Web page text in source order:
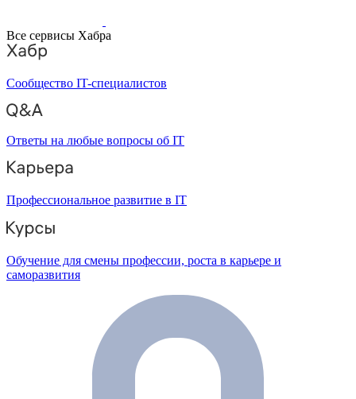
Все сервисы Хабра
Сообщество IT-специалистов
Ответы на любые вопросы об IT
Профессиональное развитие в IT
Обучение для смены профессии, роста в карьере и
саморазвития